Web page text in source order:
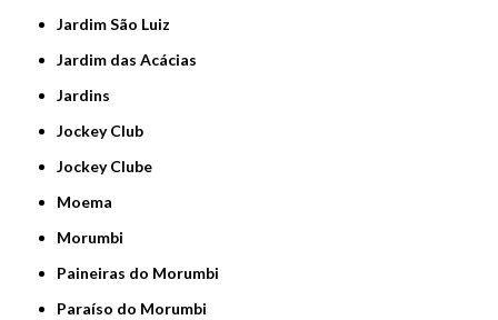
Jardim São Luiz
Jardim das Acácias
Jardins
Jockey Club
Jockey Clube
Moema
Morumbi
Paineiras do Morumbi
Paraíso do Morumbi